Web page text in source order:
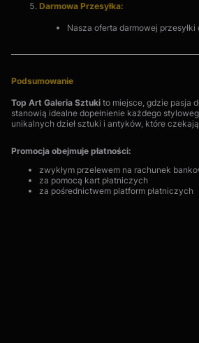
Darmowa Przesyłka:
Nasza oferta darmowej
Podsumowanie
Top Art Galeria Sztuki to miejsce, gdzie pasja
stanowią idealne dopełnienie każdego
unikalnych dzieł sztuki i antyków, które
Promocja obejmuje płatności:
zwykłym przelewem na rachunek
za pomocą kart płatniczych
za pośrednictwem platform płatniczych